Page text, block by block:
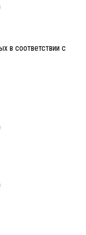
в соответствии с